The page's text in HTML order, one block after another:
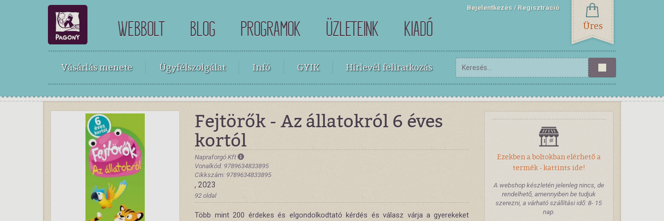
WEBBOLT BLOG PROGRAMOK ÜZLETEINK KIADÓ
Bejelentkezés Regisztráció
Üres
Vásárlás menete Ügyfélszolgálat Infó GYIK Hírlevél feliratkozás
Fejtörők - Az állatokról 6 éves
kortól
Napraforgó Kft
Vonalkód: 9789634833895
Cikkszám: 9789634833895
, 2023
92 oldal
Több mint 200 érdekes és elgondolkodtató kérdés és válasz várja a gyerekeket
Ezekben a boltokban elérhető a
termék - kattints ide!
A webshop készletén jelenleg nincs, de
rendelhető, amennyiben be tudjuk
szerezni, a várható szállítási idő: 8- 15
nap.